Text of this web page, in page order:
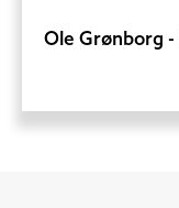
Ole Grønborg -